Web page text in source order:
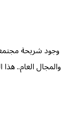
شريحة
والمجال